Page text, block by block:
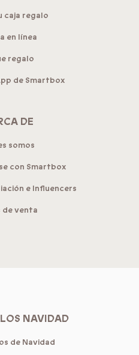
caja regalo
en línea
regalo
de Smartbox
DE
somos
con Smartbox
e Influencers
de venta
NAVIDAD
de Navidad